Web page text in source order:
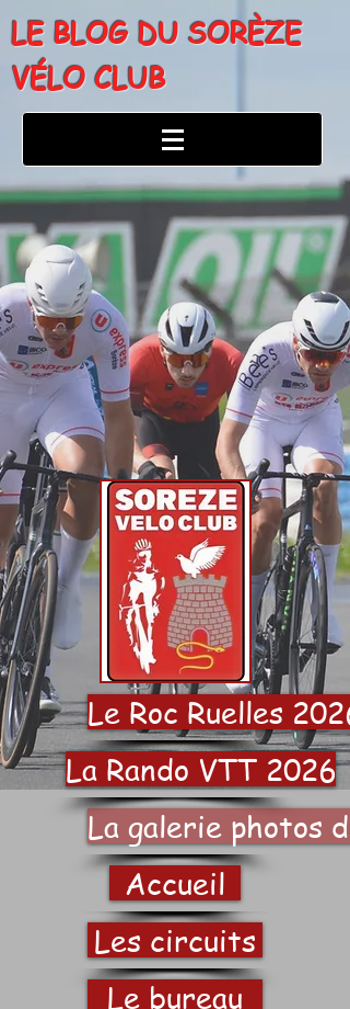
LE BLOG DU SORÈZE
VÉLO CLUB
Le Roc Ruelles 2026
La Rando VTT 2026
La galerie photos
Accueil
Les circuits
Le bureau